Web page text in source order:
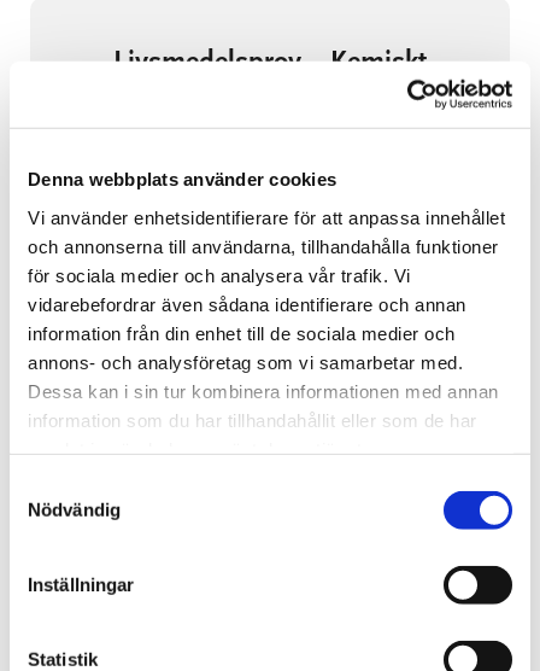
Denna webbplats använder cookies
Vi använder enhetsidentifierare för att anpassa innehållet
och annonserna till användarna, tillhandahålla funktioner
för sociala medier och analysera vår trafik. Vi
vidarebefordrar även sådana identifierare och annan
information från din enhet till de sociala medier och
annons- och analysföretag som vi samarbetar med.
Dessa kan i sin tur kombinera informationen med annan
information som du har tillhandahållit eller som de har
Nödvändig
Inställningar
Statistik
Livsmedelsprov – Kemiskt
vi ett paket med analys av protein och kollagen.
Läs mer
Challenge test i livsmedel
(Tillsatsförsök)
livsmedel för att säkerställa att de nya produkterna är